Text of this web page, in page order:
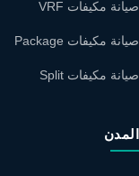
صيانة مكيفات VRF
صيانة مكيفات Package
صيانة مكيفات Split
المدن